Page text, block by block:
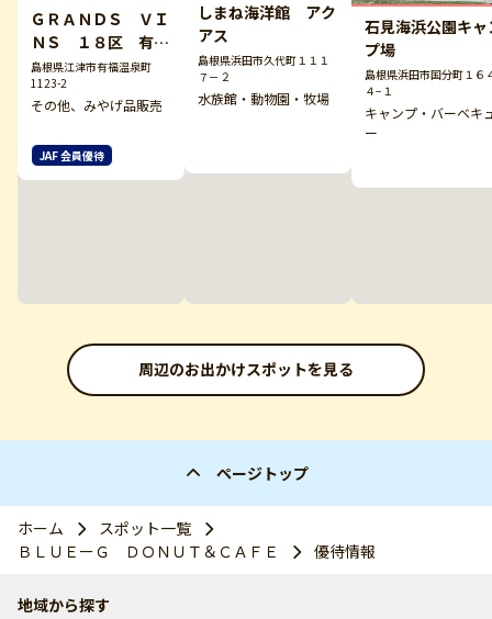
ＧＲＡＮＤＳ ＶＩ
ＮＳ １８区 有福
店
島根県江津市有福温泉町
1123-2
その他、みやげ品販売
JAF 会員優待
しまね海洋館 アク
アス
島根県浜田市久代町１１１
７－２
水族館・動物園・牧場
石見海浜公園キャ
プ場
島根県浜田市国分町１６
４−１
キャンプ・バーベキ
ー
周辺のお出かけスポットを見る
ページトップ
ホーム
スポット一覧
ＢＬＵＥーＧ ＤＯＮＵＴ＆ＣＡＦＥ
優待情報
地域から探す